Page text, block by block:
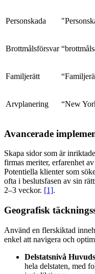
Personskada
Brottmålsförsvar
Familjerätt
Arvplanering “New
Avancerade
Skapa sidor som är
firmas meriter, erfarenhet
Potentiella klienter som
ofta i beslutsfasen av sin
2–3 veckor. [1].
Geografisk
Använd en flerskiktad
enkel att navigera och
Delstatsnivå
hela delstaten, med